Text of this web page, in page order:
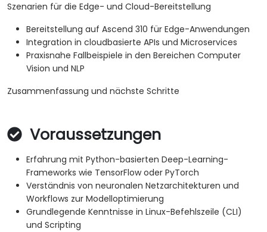
Szenarien für die Edge- und Cloud-Bereitstellung
Bereitstellung auf Ascend 310 für Edge-Anwendungen
Integration in cloudbasierte APIs und Microservices
Praxisnahe Fallbeispiele in den Bereichen Computer
Vision und NLP
Zusammenfassung und nächste Schritte
Voraussetzungen
Erfahrung mit Python-basierten Deep-Learning-
Frameworks wie TensorFlow oder PyTorch
Verständnis von neuronalen Netzarchitekturen und
Workflows zur Modelloptimierung
Grundlegende Kenntnisse in Linux-Befehlszeile (CLI)
und Scripting